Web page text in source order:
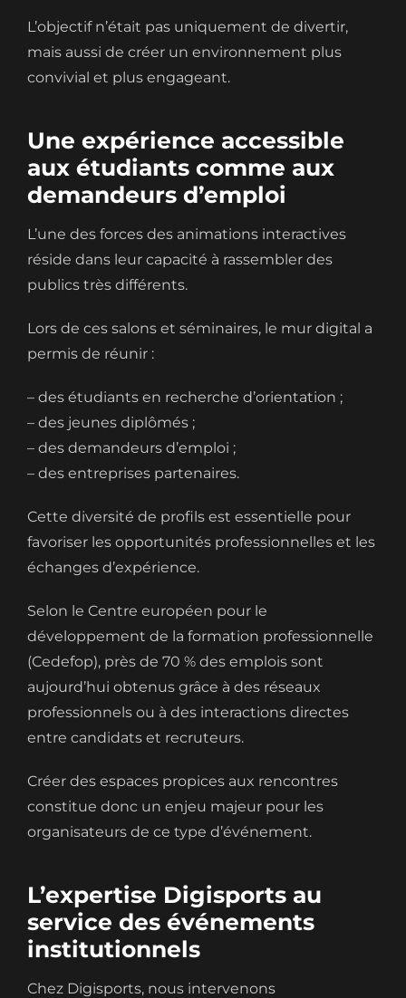
L’objectif n’était pas uniquement de divertir,
mais aussi de créer un environnement plus
convivial et plus engageant.
Une expérience accessible
aux étudiants comme aux
demandeurs d’emploi
L’une des forces des animations interactives
réside dans leur capacité à rassembler des
publics très différents.
Lors de ces salons et séminaires, le mur digital a
permis de réunir :
– des étudiants en recherche d’orientation ;
– des jeunes diplômés ;
– des demandeurs d’emploi ;
– des entreprises partenaires.
Cette diversité de profils est essentielle pour
favoriser les opportunités professionnelles et les
échanges d’expérience.
Selon le Centre européen pour le
développement de la formation professionnelle
(Cedefop), près de 70 % des emplois sont
aujourd’hui obtenus grâce à des réseaux
professionnels ou à des interactions directes
entre candidats et recruteurs.
Créer des espaces propices aux rencontres
constitue donc un enjeu majeur pour les
organisateurs de ce type d’événement.
L’expertise Digisports au
service des événements
institutionnels
Chez Digisports, nous intervenons